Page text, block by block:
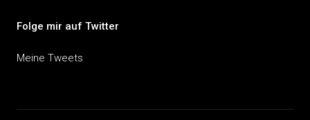
Folge mir auf Twitter
Meine Tweets